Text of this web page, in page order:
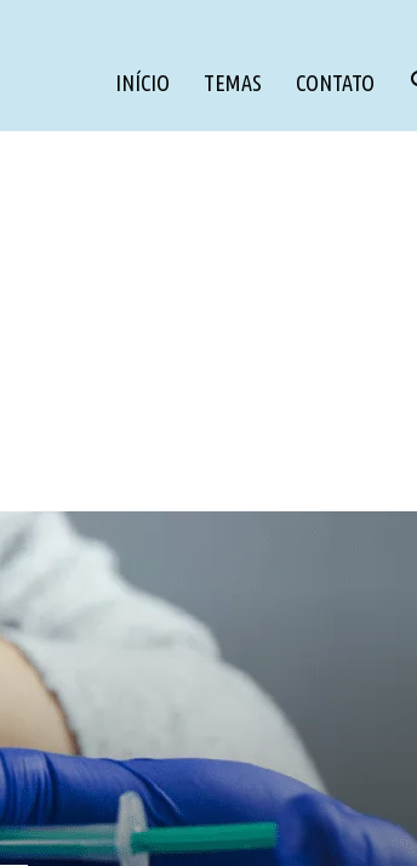
INÍCIO TEMAS CONTATO